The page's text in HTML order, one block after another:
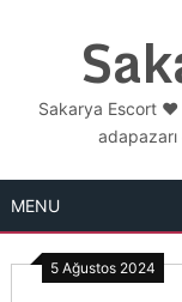
Sakarya Escort ❤️
MENU
5 Ağustos 2024